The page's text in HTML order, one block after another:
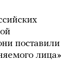
поставили
лица»